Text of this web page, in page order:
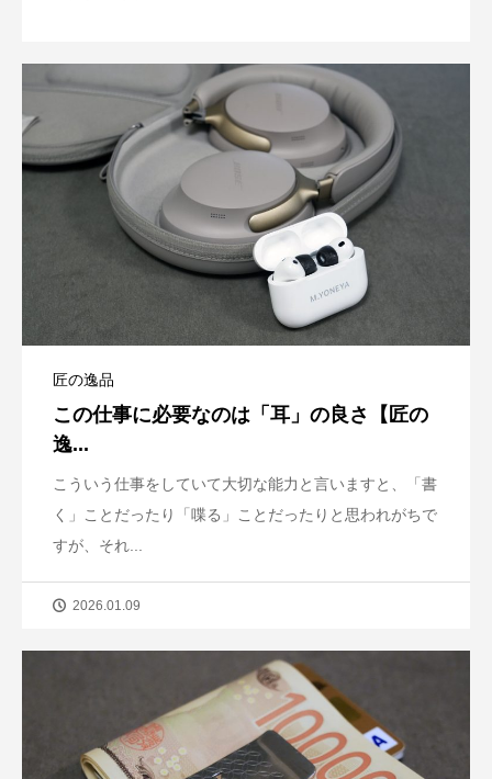
匠の逸品
この仕事に必要なのは「耳」の良さ【匠の
逸...
こういう仕事をしていて大切な能力と言いますと、「書
く」ことだったり「喋る」ことだったりと思われがちで
すが、それ...
2026.01.09